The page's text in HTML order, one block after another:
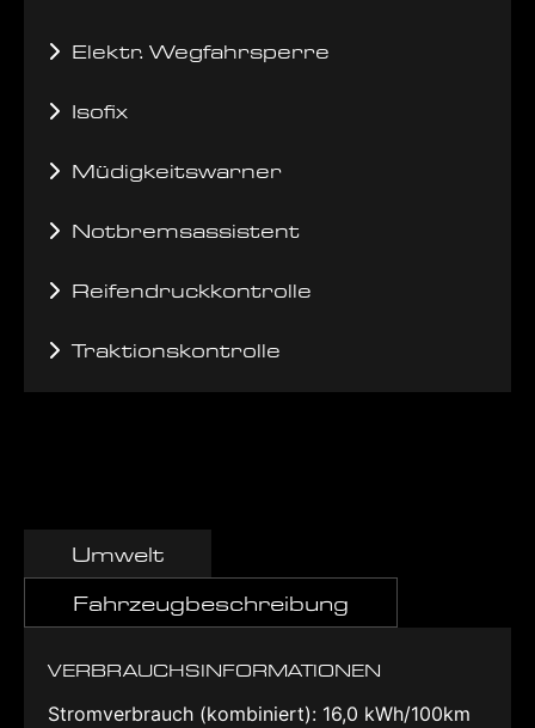
Elektr. Wegfahrsperre
Isofix
Müdigkeitswarner
Notbremsassistent
Reifendruckkontrolle
Traktionskontrolle
Umwelt
Fahrzeugbeschreibung
VERBRAUCHSINFORMATIONEN
Stromverbrauch (kombiniert): 16,0 kWh/100km